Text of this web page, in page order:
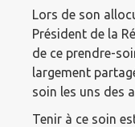
Lors de son
Président de la
de ce prendre-
largement
soin les uns des
Tenir à ce soin